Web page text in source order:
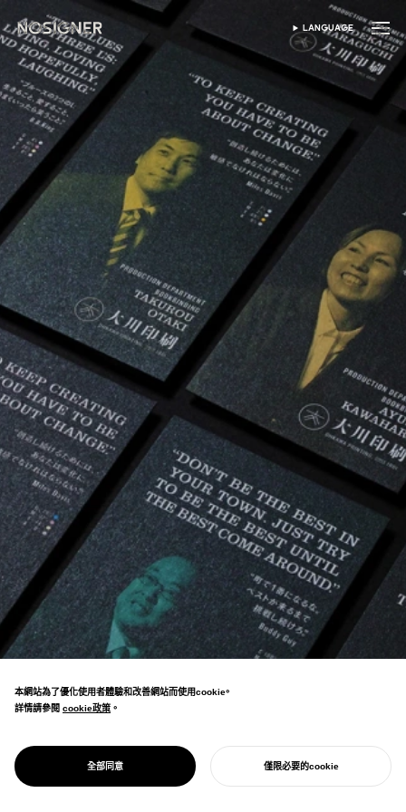
首頁 SELECT LANGUAGE
LANGUAGE
PROJECT
大川印刷
GREEN PRINTING」，成為代表日本的SDGs
本網站為了優化使用者體驗和改善網站而使用cookie。
詳情請參閱 cookie政策
cookie政策 。
全部同意 僅限必要的cookie